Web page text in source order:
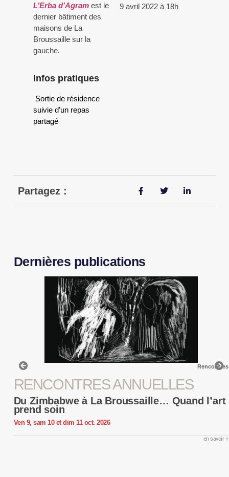
L’Erba d’Agram est le
dernier bâtiment des
maisons de La
Broussaille sur la
gauche.
9 avril 2022 à 18h
Infos pratiques
Sortie de résidence
suivie d’un repas
partagé
Partagez :
Dernières publications
Rencontres
RENCONTRES ANNUELLES
Du Zimbabwe à La Broussaille… Quand l’art
prend soin
Ven 9, sam 10 et dim 11 oct. 2026
en savoir +